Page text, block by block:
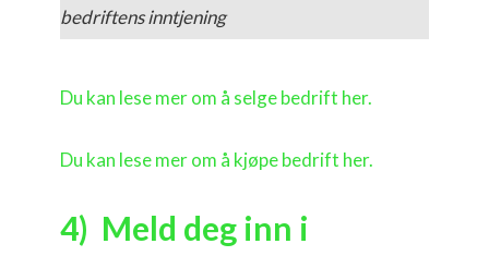
bedriftens inntjening
Du kan lese mer om å selge bedrift her.
Du kan lese mer om å kjøpe bedrift her.
4) Meld deg inn i